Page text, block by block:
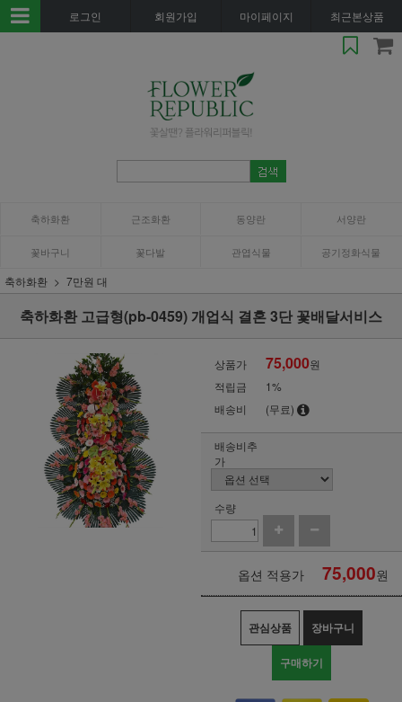
로그인 회원가입 마이페이지 최근본상품
축하화환 근조화환 동양란 서양란
꽃바구니 꽃다발 관엽식물 공기정화식물
축하화환 7만원 대
축하화환 고급형(pb-0459) 개업식 결혼 3단 꽃배달서비스
상품가 75,000원
적립금
1%
배송비
(무료)
배송비추
가
수량
옵션 적용가 75,000원
관심상품 장바구니
구매하기